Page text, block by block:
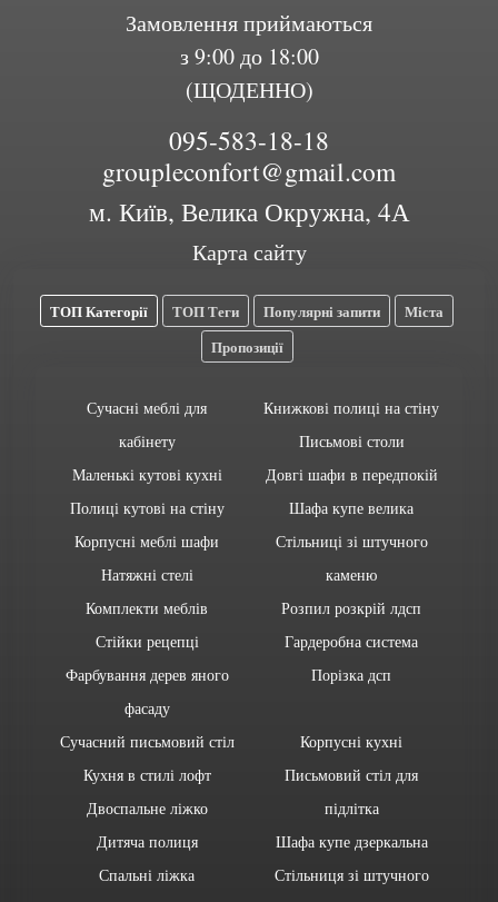
Замовлення приймаються
з 9:00 до 18:00
(ЩОДЕННО)
095-583-18-18
groupleconfort@gmail.com
м. Київ, Велика Окружна, 4А
Карта сайту
ТОП Категорії ТОП Теги Популярні запити
Міста
Пропозиції
Сучасні меблі для
кабінету
Маленькі кутові кухні
Полиці кутові на стіну
Корпусні меблі шафи
Натяжні стелі
Комплекти меблів
Стійки рецепці
Фарбування дерев яного
фасаду
Книжкові полиці на стіну
Письмові столи
Довгі шафи в передпокій
Шафа купе велика
Стільниці зі штучного
каменю
Розпил розкрій лдсп
Гардеробна система
Порізка дсп
Сучасний письмовий стіл
Кухня в стилі лофт
Двоспальне ліжко
Дитяча полиця
Спальні ліжка
Корпусні кухні
Письмовий стіл для
підлітка
Шафа купе дзеркальна
Стільниця зі штучного